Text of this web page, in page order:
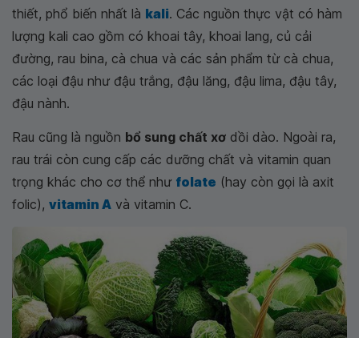
thiết, phổ biến nhất là kali. Các nguồn thực vật có hàm
lượng kali cao gồm có khoai tây, khoai lang, củ cải
đường, rau bina, cà chua và các sản phẩm từ cà chua,
các loại đậu như đậu trắng, đậu lăng, đậu lima, đậu tây,
đậu nành.
Rau cũng là nguồn bổ sung chất xơ dồi dào. Ngoài ra,
rau trái còn cung cấp các dưỡng chất và vitamin quan
trọng khác cho cơ thể như folate (hay còn gọi là axit
folic), vitamin A và vitamin C.